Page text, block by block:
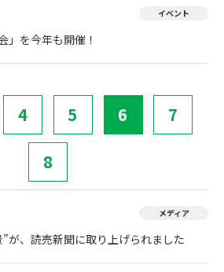
イベント
」を今年も開催！
4 5 6 7
8
メディア
が、読売新聞に取り上げられました